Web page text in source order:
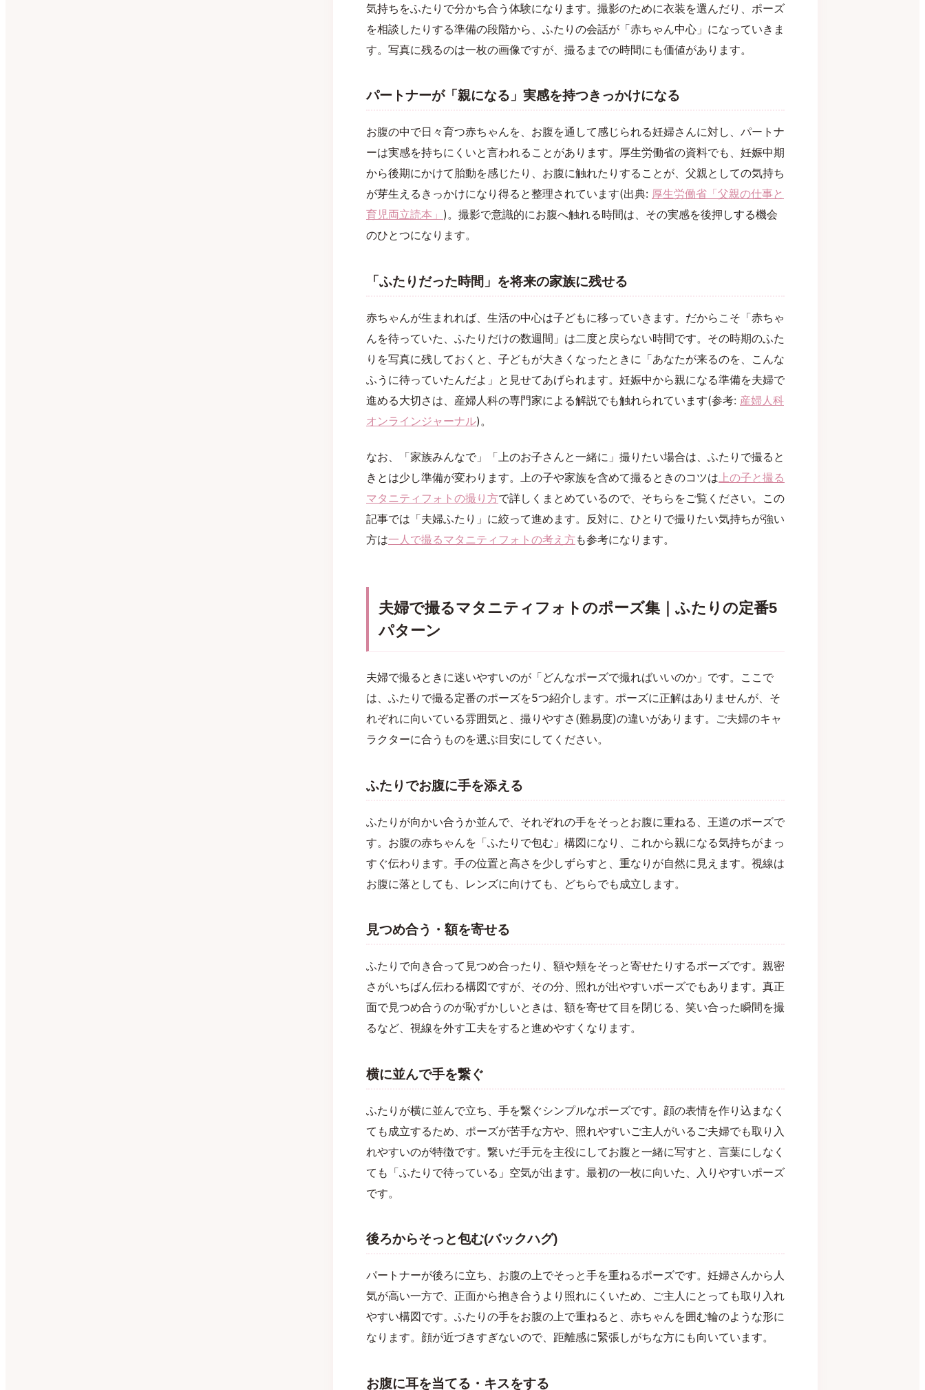
気持ちをふたりで分かち合う体験になります。撮影のために衣装を選んだり、ポーズ
を相談したりする準備の段階から、ふたりの会話が「赤ちゃん中心」になっていきま
す。写真に残るのは一枚の画像ですが、撮るまでの時間にも価値があります。
パートナーが「親になる」実感を持つきっかけになる
お腹の中で日々育つ赤ちゃんを、お腹を通して感じられる妊婦さんに対し、パートナ
ーは実感を持ちにくいと言われることがあります。厚生労働省の資料でも、妊娠中期
から後期にかけて胎動を感じたり、お腹に触れたりすることが、父親としての気持ち
が芽生えるきっかけになり得ると整理されています(出典: 厚生労働省「父親の仕事と
育児両立読本」 )。撮影で意識的にお腹へ触れる時間は、その実感を後押しする機会
のひとつになります。
「ふたりだった時間」を将来の家族に残せる
赤ちゃんが生まれれば、生活の中心は子どもに移っていきます。だからこそ「赤ちゃ
んを待っていた、ふたりだけの数週間」は二度と戻らない時間です。その時期のふた
りを写真に残しておくと、子どもが大きくなったときに「あなたが来るのを、こんな
ふうに待っていたんだよ」と見せてあげられます。妊娠中から親になる準備を夫婦で
進める大切さは、産婦人科の専門家による解説でも触れられています(参考: 産婦人科
オンラインジャーナル)。
なお、「家族みんなで」「上のお子さんと一緒に」撮りたい場合は、ふたりで撮ると
きとは少し準備が変わります。上の子や家族を含めて撮るときのコツは上の子と撮る
マタニティフォトの撮り方で詳しくまとめているので、そちらをご覧ください。この
記事では「夫婦ふたり」に絞って進めます。反対に、ひとりで撮りたい気持ちが強い
方は一人で撮るマタニティフォトの考え方も参考になります。
夫婦で撮るマタニティフォトのポーズ集｜ふたりの定番5
パターン
夫婦で撮るときに迷いやすいのが「どんなポーズで撮ればいいのか」です。ここで
は、ふたりで撮る定番のポーズを5つ紹介します。ポーズに正解はありませんが、そ
れぞれに向いている雰囲気と、撮りやすさ(難易度)の違いがあります。ご夫婦のキャ
ラクターに合うものを選ぶ目安にしてください。
ふたりでお腹に手を添える
ふたりが向かい合うか並んで、それぞれの手をそっとお腹に重ねる、王道のポーズで
す。お腹の赤ちゃんを「ふたりで包む」構図になり、これから親になる気持ちがまっ
すぐ伝わります。手の位置と高さを少しずらすと、重なりが自然に見えます。視線は
お腹に落としても、レンズに向けても、どちらでも成立します。
見つめ合う・額を寄せる
ふたりで向き合って見つめ合ったり、額や頬をそっと寄せたりするポーズです。親密
さがいちばん伝わる構図ですが、その分、照れが出やすいポーズでもあります。真正
面で見つめ合うのが恥ずかしいときは、額を寄せて目を閉じる、笑い合った瞬間を撮
るなど、視線を外す工夫をすると進めやすくなります。
横に並んで手を繋ぐ
ふたりが横に並んで立ち、手を繋ぐシンプルなポーズです。顔の表情を作り込まなく
ても成立するため、ポーズが苦手な方や、照れやすいご主人がいるご夫婦でも取り入
れやすいのが特徴です。繋いだ手元を主役にしてお腹と一緒に写すと、言葉にしなく
ても「ふたりで待っている」空気が出ます。最初の一枚に向いた、入りやすいポーズ
です。
後ろからそっと包む(バックハグ)
パートナーが後ろに立ち、お腹の上でそっと手を重ねるポーズです。妊婦さんから人
気が高い一方で、正面から抱き合うより照れにくいため、ご主人にとっても取り入れ
やすい構図です。ふたりの手をお腹の上で重ねると、赤ちゃんを囲む輪のような形に
なります。顔が近づきすぎないので、距離感に緊張しがちな方にも向いています。
お腹に耳を当てる・キスをする